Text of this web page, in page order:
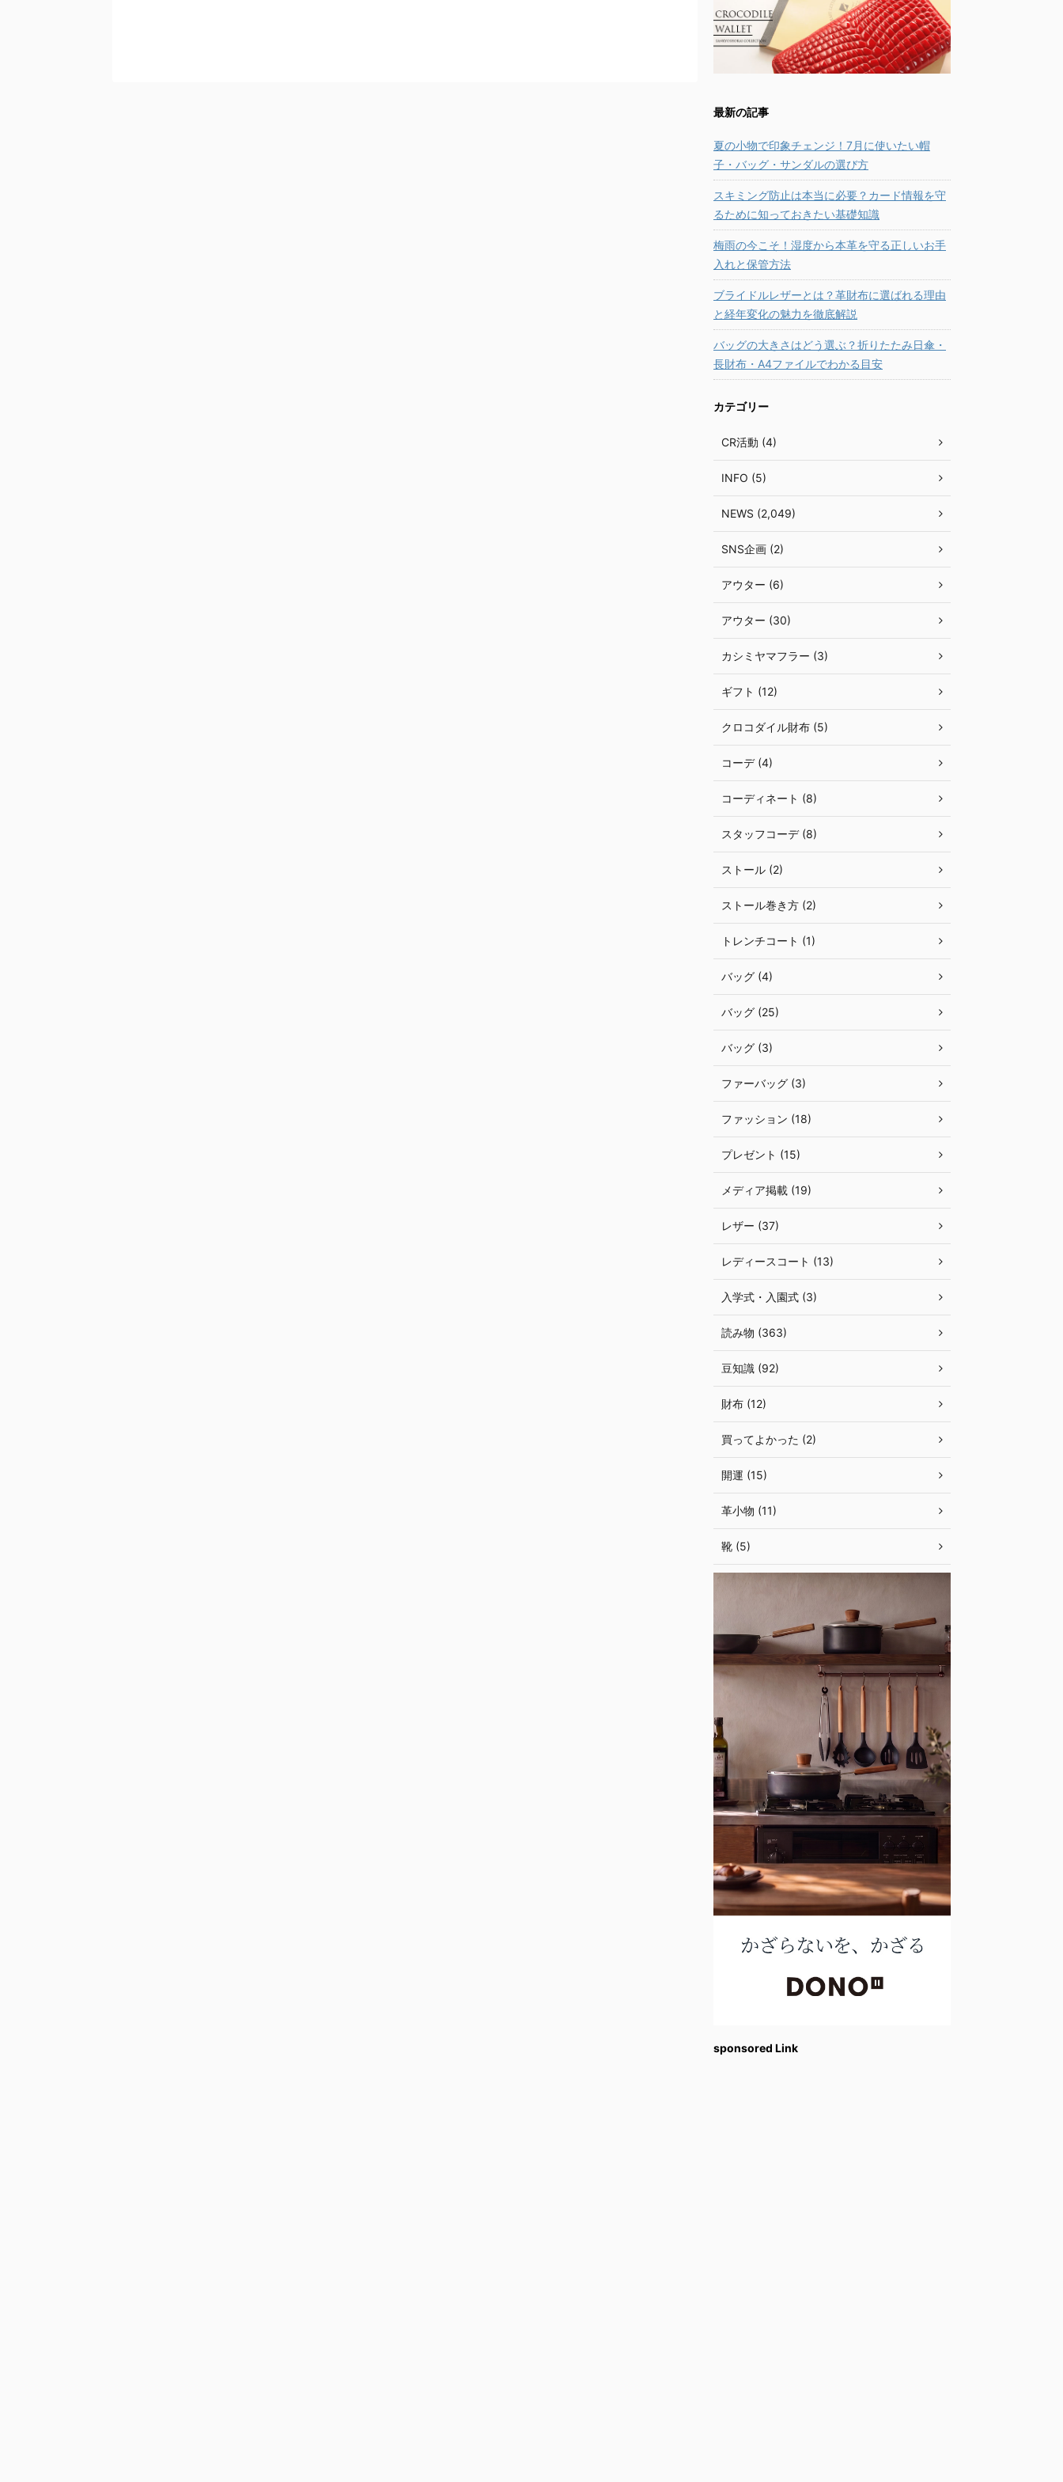
最新の記事
夏の小物で印象チェンジ！7月に使いたい帽
子・バッグ・サンダルの選び方
スキミング防止は本当に必要？カード情報を守
るために知っておきたい基礎知識
梅雨の今こそ！湿度から本革を守る正しいお手
入れと保管方法
ブライドルレザーとは？革財布に選ばれる理由
と経年変化の魅力を徹底解説
バッグの大きさはどう選ぶ？折りたたみ日傘・
長財布・A4ファイルでわかる目安
カテゴリー
CR活動 (4)
INFO (5)
NEWS (2,049)
SNS企画 (2)
アウター (6)
アウター (30)
カシミヤマフラー (3)
ギフト (12)
クロコダイル財布 (5)
コーデ (4)
コーディネート (8)
スタッフコーデ (8)
ストール (2)
ストール巻き方 (2)
トレンチコート (1)
バッグ (4)
バッグ (25)
バッグ (3)
ファーバッグ (3)
ファッション (18)
プレゼント (15)
メディア掲載 (19)
レザー (37)
レディースコート (13)
入学式・入園式 (3)
読み物 (363)
豆知識 (92)
財布 (12)
買ってよかった (2)
開運 (15)
革小物 (11)
靴 (5)
sponsored Link